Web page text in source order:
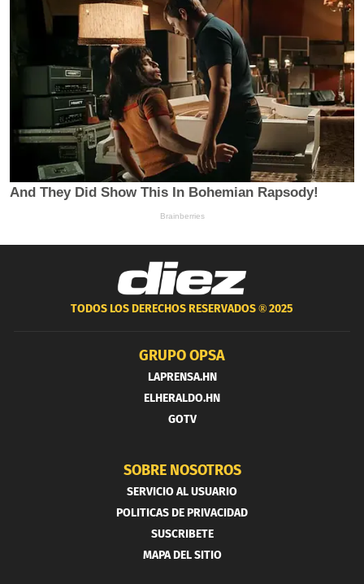
TODOS LOS DERECHOS RESERVADOS ®2025
GRUPO OPSA
LAPRENSA.HN
ELHERALDO.HN
GOTV
SOBRE NOSOTROS
SERVICIO AL USUARIO
POLITICAS DE PRIVACIDAD
SUSCRIBETE
MAPA DEL SITIO